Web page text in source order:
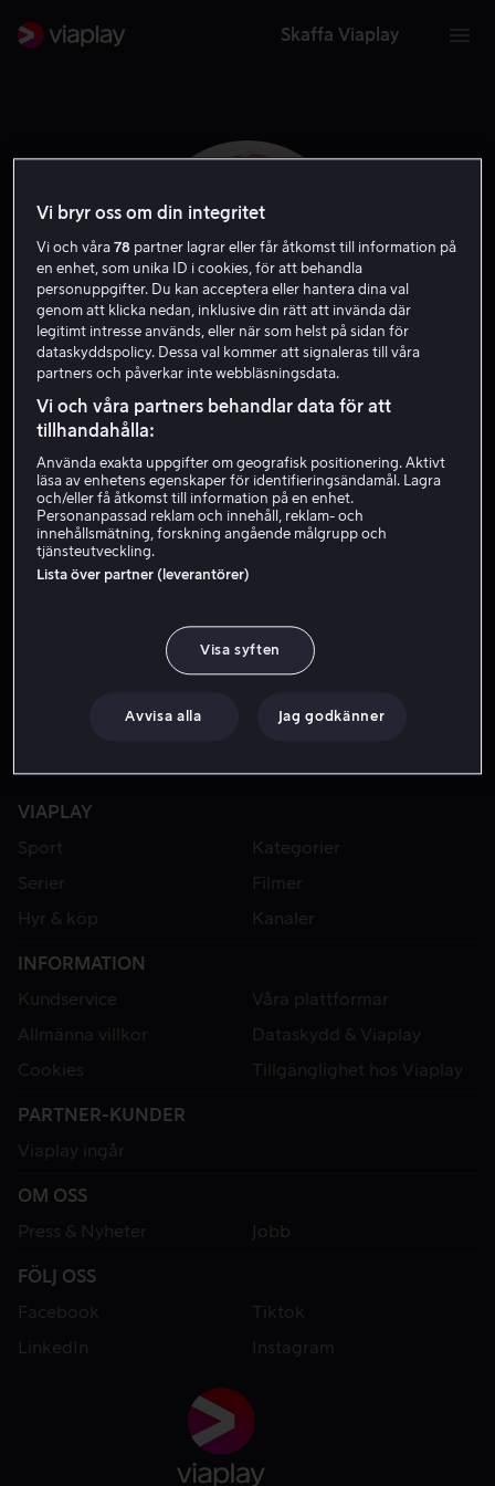
Skaffa Viaplay
Mary-Kate Olsen
Skådespelare Producent
VIAPLAY
Sport
Kategorier
Serier
Filmer
Hyr & köp
Kanaler
INFORMATION
Kundservice
Våra plattformar
Allmänna villkor
Dataskydd & Viaplay
Cookies
Tillgänglighet hos Viaplay
PARTNER-KUNDER
Viaplay ingår
OM OSS
Press & Nyheter
Jobb
FÖLJ OSS
Facebook
Tiktok
LinkedIn
Instagram
Vi bryr oss om din integritet
Vi och våra78 partner lagrar eller får åtkomst till information på
en enhet, som unika ID i cookies, för att behandla
personuppgifter. Du kan acceptera eller hantera dina val
genom att klicka nedan, inklusive din rätt att invända där
legitimt intresse används, eller när som helst på sidan för
dataskyddspolicy. Dessa val kommer att signaleras till våra
partners och påverkar inte webbläsningsdata.
Vi och våra partners behandlar data för att
tillhandahålla:
Använda exakta uppgifter om geografisk positionering. Aktivt
läsa av enhetens egenskaper för identifieringsändamål. Lagra
och/eller få åtkomst till information på en enhet.
Personanpassad reklam och innehåll, reklam- och
innehållsmätning, forskning angående målgrupp och
tjänsteutveckling.
Lista över partner (leverantörer)
Visa syften
Avvisa alla Jag godkänner